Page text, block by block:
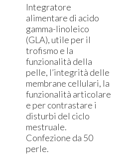
Integratore
alimentare di acido
gamma-linoleico
(GLA), utile per il
trofismo e la
funzionalità della
pelle, l’integrità delle
membrane cellulari, la
funzionalità articolare
e per contrastare i
disturbi del ciclo
mestruale.
Confezione da 50
perle.